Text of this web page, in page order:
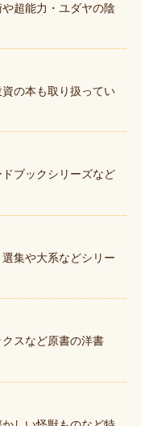
超能力・ユダヤの陰
の本も取り扱ってい
ブックシリーズなど
集や大系などシリー
スなど原書の洋書